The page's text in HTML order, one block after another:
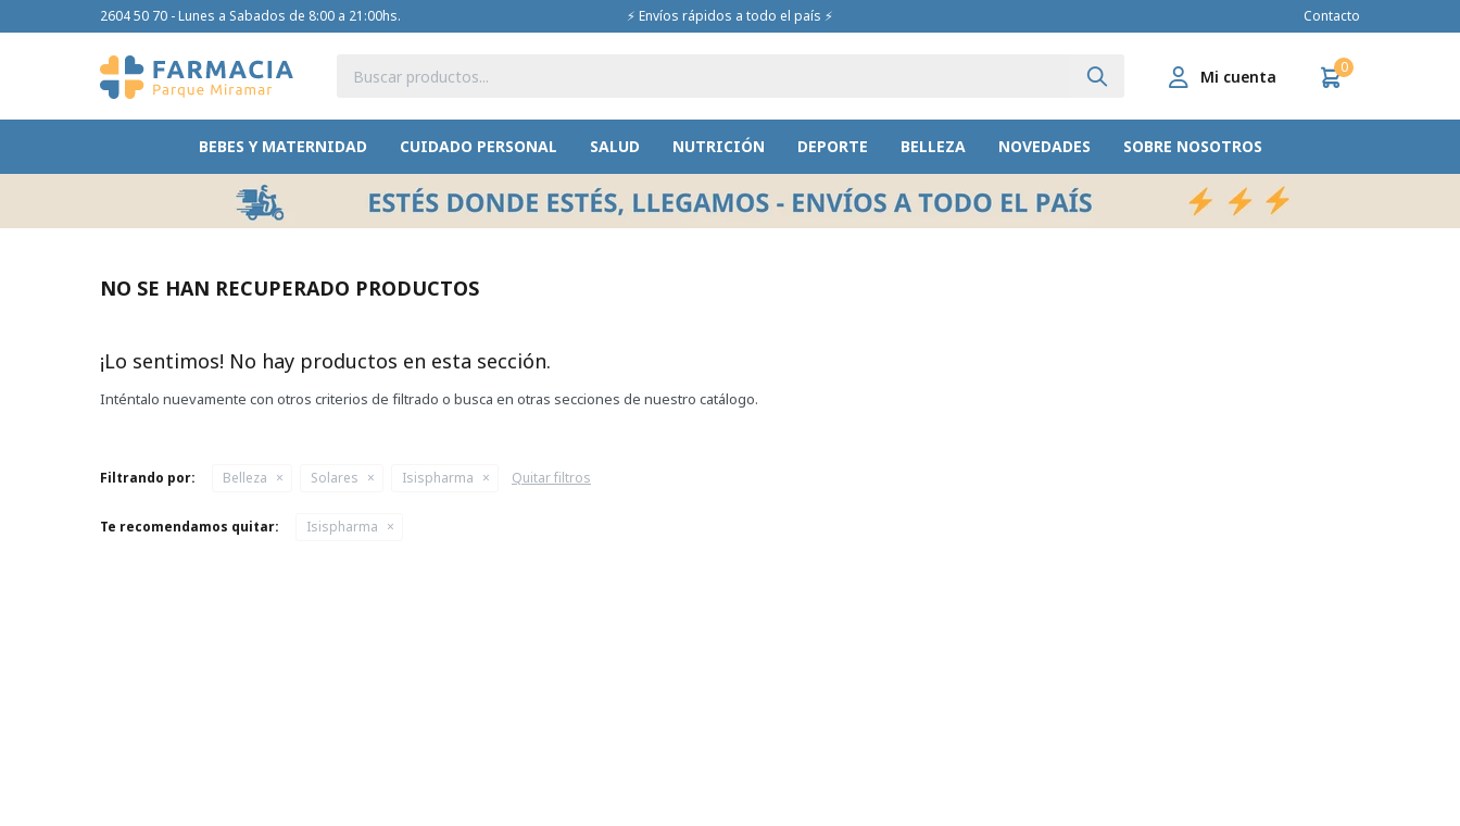
BEBES Y MATERNIDAD CUIDADO PERSONAL SALUD NUTRICIÓN DEPORTE BELLEZA NOVEDADES SOBRE NOSOTROS
0
2604 50 70 - Lunes a Sabados de 8:00 a 21:00hs. ⚡ Envíos rápidos a todo el país ⚡ Contacto
NO SE HAN RECUPERADO PRODUCTOS
¡Lo sentimos! No hay productos en esta sección.
Inténtalo nuevamente con otros criterios de filtrado o busca en otras secciones de nuestro catálogo.
Filtrando por: Belleza Solares Isispharma Quitar filtros
Te recomendamos quitar: Isispharma